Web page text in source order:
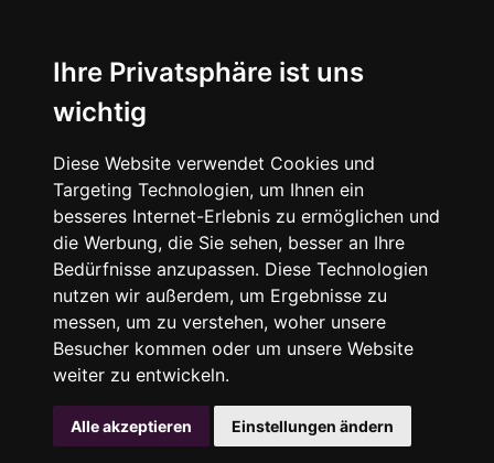
Ihre Privatsphäre ist uns
wichtig
Diese Website verwendet Cookies und
Targeting Technologien, um Ihnen ein
besseres Internet-Erlebnis zu ermöglichen und
die Werbung, die Sie sehen, besser an Ihre
Bedürfnisse anzupassen. Diese Technologien
nutzen wir außerdem, um Ergebnisse zu
messen, um zu verstehen, woher unsere
Besucher kommen oder um unsere Website
weiter zu entwickeln.
Alle akzeptieren Einstellungen ändern